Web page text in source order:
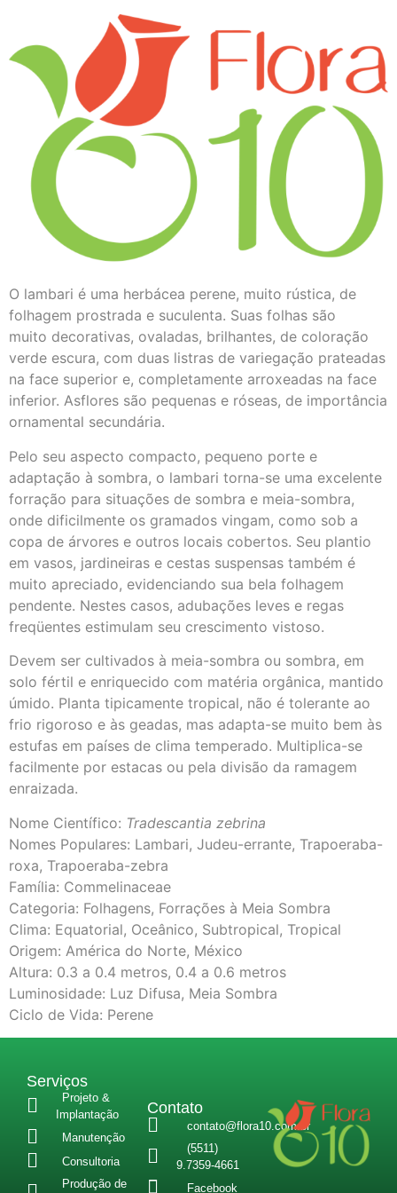
O lambari é uma herbácea perene, muito rústica, de
folhagem prostrada e suculenta. Suas folhas são
muito decorativas, ovaladas, brilhantes, de coloração
verde escura, com duas listras de variegação prateadas
na face superior e, completamente arroxeadas na face
inferior. Asflores são pequenas e róseas, de importância
ornamental secundária.
Pelo seu aspecto compacto, pequeno porte e
adaptação à sombra, o lambari torna-se uma excelente
forração para situações de sombra e meia-sombra,
onde dificilmente os gramados vingam, como sob a
copa de árvores e outros locais cobertos. Seu plantio
em vasos, jardineiras e cestas suspensas também é
muito apreciado, evidenciando sua bela folhagem
pendente. Nestes casos, adubações leves e regas
freqüentes estimulam seu crescimento vistoso.
Devem ser cultivados à meia-sombra ou sombra, em
solo fértil e enriquecido com matéria orgânica, mantido
úmido. Planta tipicamente tropical, não é tolerante ao
frio rigoroso e às geadas, mas adapta-se muito bem às
estufas em países de clima temperado. Multiplica-se
facilmente por estacas ou pela divisão da ramagem
enraizada.
Nome Científico: Tradescantia zebrina
Nomes Populares: Lambari, Judeu-errante, Trapoeraba-
roxa, Trapoeraba-zebra
Família: Commelinaceae
Categoria: Folhagens, Forrações à Meia Sombra
Clima: Equatorial, Oceânico, Subtropical, Tropical
Origem: América do Norte, México
Altura: 0.3 a 0.4 metros, 0.4 a 0.6 metros
Luminosidade: Luz Difusa, Meia Sombra
Ciclo de Vida: Perene
Serviços
Projeto &
Implantação
Manutenção
Consultoria
Produção de
Contato
contato@flora10.com.br
(5511)
9.7359-4661
Facebook